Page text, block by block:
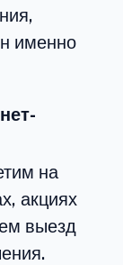
именно
на
акциях
выезд